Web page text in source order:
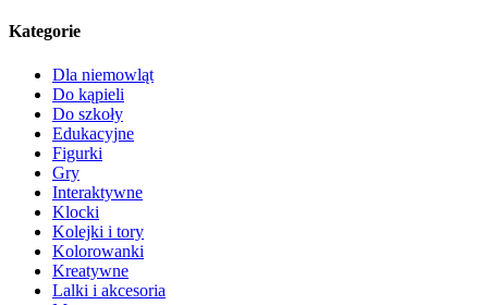
Kategorie
Dla niemowląt
Do kąpieli
Do szkoły
Edukacyjne
Figurki
Gry
Interaktywne
Klocki
Kolejki i tory
Kolorowanki
Kreatywne
Lalki i akcesoria